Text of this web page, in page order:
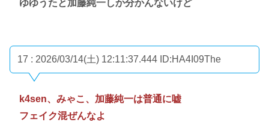
ゆゆうたと加藤純一しか分かんないけど
17 : 2026/03/14(土) 12:11:37.444 ID:HA4I09The
k4sen、みゃこ、加藤純一は普通に嘘
フェイク混ぜんなよ